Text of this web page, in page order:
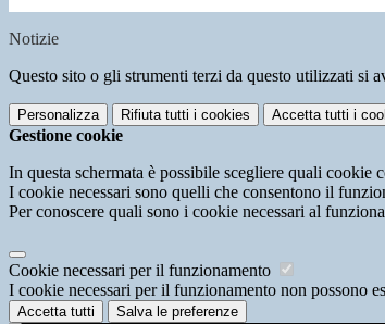
Notizie
Questo sito o gli strumenti terzi da questo utilizzati si
Personalizza Rifiuta tutti i cookies Accetta tutti i
Gestione cookie
In questa schermata è possibile scegliere quali cookie
I cookie necessari sono quelli che consentono il
Per conoscere quali sono i cookie necessari al
Cookie necessari per il funzionamento
I cookie necessari per il funzionamento non possono
Accetta tutti Salva le preferenze